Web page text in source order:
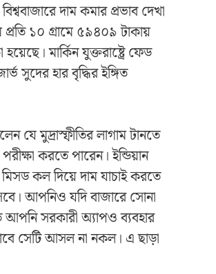
দাম কমার প্রভাব দেখা
১০ গ্রামে ৫৯৪০৯ টাকায়
মার্কিন যুক্তরাষ্ট্রে ফেড
সুদের হার বৃদ্ধির ইঙ্গিত
যে মুদ্রাস্ফীতির লাগাম টানতে
করতে পারেন। ইন্ডিয়ান
কল দিয়ে দাম যাচাই করতে
আপনিও যদি বাজারে সোনা
আপনি সরকারী অ্যাপও ব্যবহার
সেটি আসল না নকল। এ ছাড়া